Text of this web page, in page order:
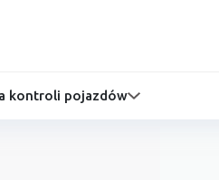
kontroli pojazdów